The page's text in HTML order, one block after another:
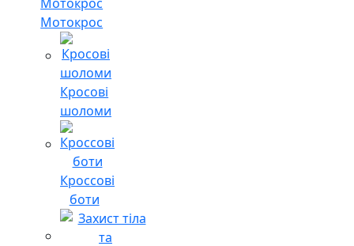
Мотокрос
Кросові
шоломи
Кроссові
боти